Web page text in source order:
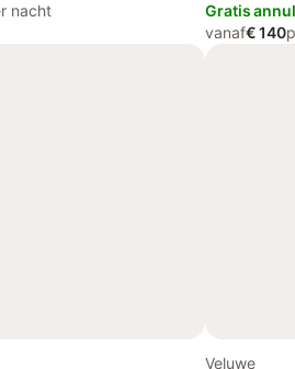
and Zwembad
nacht
Gratis
vanaf€ 140
Veluwe